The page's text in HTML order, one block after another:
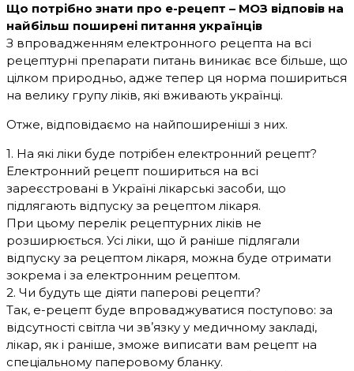
Що потрібно знати про е-рецепт – МОЗ відповів на
найбільш поширені питання українців
З впровадженням електронного рецепта на всі
рецептурні препарати питань виникає все більше, що
цілком природньо, адже тепер ця норма пошириться
на велику групу ліків, які вживають українці.
Отже, відповідаємо на найпоширеніші з них.
1. На які ліки буде потрібен електронний рецепт?
Електронний рецепт пошириться на всі
зареєстровані в Україні лікарські засоби, що
підлягають відпуску за рецептом лікаря.
При цьому перелік рецептурних ліків не
розширюється. Усі ліки, що й раніше підлягали
відпуску за рецептом лікаря, можна буде отримати
зокрема і за електронним рецептом.
2. Чи будуть ще діяти паперові рецепти?
Так, е-рецепт буде впроваджуватися поступово: за
відсутності світла чи звʼязку у медичному закладі,
лікар, як і раніше, зможе виписати вам рецепт на
спеціальному паперовому бланку.